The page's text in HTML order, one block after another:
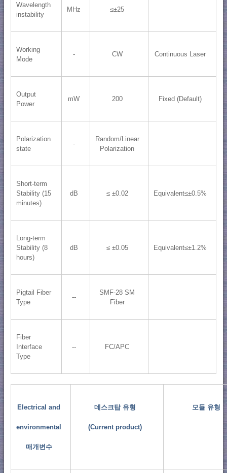
Wavelength
instability
MHz ≤±25
Working
Mode
- CW Continuous Laser
Output
Power
mW 200 Fixed (Default)
Polarization
state
-
Random/Linear
Polarization
Short-term
Stability (15
minutes)
dB ≤ ±0.02 Equivalent≤±0.5%
Long-term
Stability (8
hours)
dB ≤ ±0.05 Equivalent≤±1.2%
Pigtail Fiber
Type
--
SMF-28 SM
Fiber
Fiber
Interface
Type
-- FC/APC
Electrical and
environmental
매개변수
데스크탑 유형
(Current product)
모듈 유형